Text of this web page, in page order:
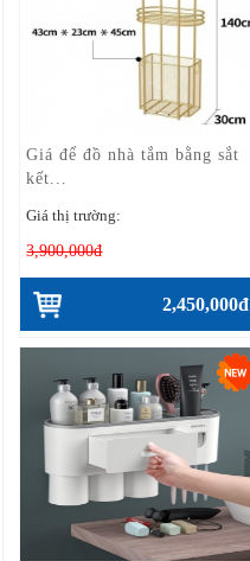
Giá để đồ nhà tắm bằng sắt
kết...
Giá thị trường:
3,900,000đ
2,450,000đ